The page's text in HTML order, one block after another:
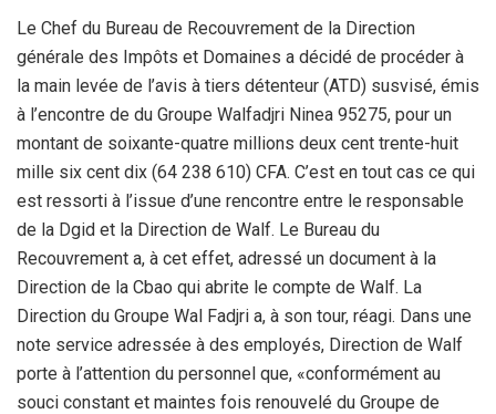
Le Chef du Bureau de Recouvrement de la Direction
générale des Impôts et Domaines a décidé de procéder à
la main levée de l’avis à tiers détenteur (ATD) susvisé, émis
à l’encontre de du Groupe Walfadjri Ninea 95275, pour un
montant de soixante-quatre millions deux cent trente-huit
mille six cent dix (64 238 610) CFA. C’est en tout cas ce qui
est ressorti à l’issue d’une rencontre entre le responsable
de la Dgid et la Direction de Walf. Le Bureau du
Recouvrement a, à cet effet, adressé un document à la
Direction de la Cbao qui abrite le compte de Walf. La
Direction du Groupe Wal Fadjri a, à son tour, réagi. Dans une
note service adressée à des employés, Direction de Walf
porte à l’attention du personnel que, «conformément au
souci constant et maintes fois renouvelé du Groupe de